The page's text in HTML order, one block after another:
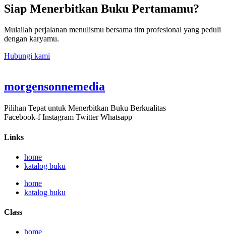
Siap Menerbitkan Buku Pertamamu?
Mulailah perjalanan menulismu bersama tim profesional yang peduli
dengan karyamu.
Hubungi kami
morgensonnemedia
Pilihan Tepat untuk Menerbitkan Buku Berkualitas
Facebook-f Instagram Twitter Whatsapp
Links
home
katalog buku
home
katalog buku
Class
home